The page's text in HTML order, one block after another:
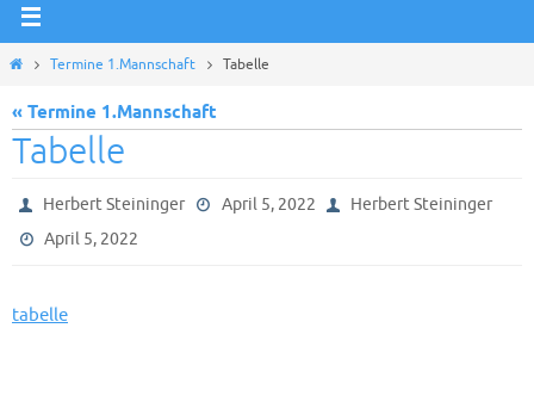
StartTermine 1.Mannschaft Tabelle
« Termine 1.Mannschaft
Tabelle
Herbert Steininger April 5, 2022
Herbert Steininger
April 5, 2022
tabelle